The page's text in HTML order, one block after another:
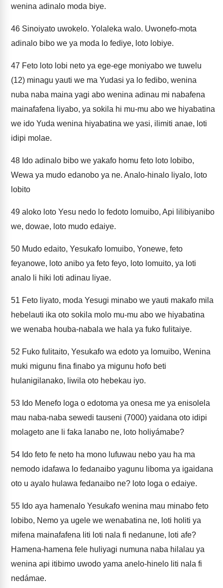
wenina adinalo moda biye.
46 Sinoiyato uwokelo. Yolaleka walo. Uwonefo-mota
adinalo bibo we ya moda lo fediye, loto lobiye.
47 Feto loto lobi neto ya ege-ege moniyabo we tuwelu
(12) minagu yauti we ma Yudasi ya lo fedibo, wenina
nuba naba maina yagi abo wenina adinau mi nabafena
mainafafena liyabo, ya sokila hi mu-mu abo we hiyabatina
we ido Yuda wenina hiyabatina we yasi, ilimiti anae, loti
idipi molae.
48 Ido adinalo bibo we yakafo homu feto loto lobibo,
Wewa ya mudo edanobo ya ne. Analo-hinalo liyalo, loto
lobito
49 aloko loto Yesu nedo lo fedoto lomuibo, Api lilibiyanibo
we, dowae, loto mudo edaiye.
50 Mudo edaito, Yesukafo lomuibo, Yonewe, feto
feyanowe, loto anibo ya feto feyo, loto lomuito, ya loti
analo li hiki loti adinau liyae.
51 Feto liyato, moda Yesugi minabo we yauti makafo mila
hebelauti ika oto sokila molo mu-mu abo we hiyabatina
we wenaba houba-nabala we hala ya fuko fulitaiye.
52 Fuko fulitaito, Yesukafo wa edoto ya lomuibo, Wenina
muki migunu fina finabo ya migunu hofo beti
hulanigilanako, liwila oto hebekau iyo.
53 Ido Menefo loga o edotoma ya onesa me ya enisolela
mau naba-naba sewedi tauseni (7000) yaidana oto idipi
molageto ane li faka lanabo ne, loto holiyámabe?
54 Ido feto fe neto ha mono lufuwau nebo yau ha ma
nemodo idafawa lo fedanaibo yagunu liboma ya igaidana
oto u ayalo hulawa fedanaibo ne? loto loga o edaiye.
55 Ido aya hamenalo Yesukafo wenina mau minabo feto
lobibo, Nemo ya ugele we wenabatina ne, loti holiti ya
mifena mainafafena liti loti nala fi nedanune, loti afe?
Hamena-hamena fele huliyagi numuna naba hilalau ya
wenina api itibimo uwodo yama anelo-hinelo liti nala fi
nedámae.